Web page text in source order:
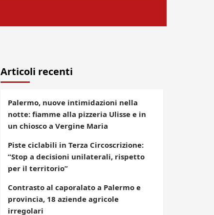
Articoli recenti
Palermo, nuove intimidazioni nella
notte: fiamme alla pizzeria Ulisse e in
un chiosco a Vergine Maria
Piste ciclabili in Terza Circoscrizione:
“Stop a decisioni unilaterali, rispetto
per il territorio”
Contrasto al caporalato a Palermo e
provincia, 18 aziende agricole
irregolari